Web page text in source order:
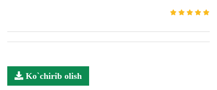
Ko`chirib olish